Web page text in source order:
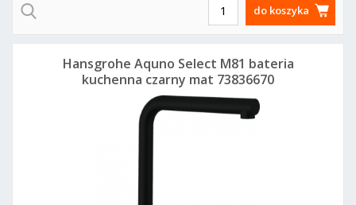
do koszyka
Hansgrohe Aquno Select M81 bateria
kuchenna czarny mat 73836670